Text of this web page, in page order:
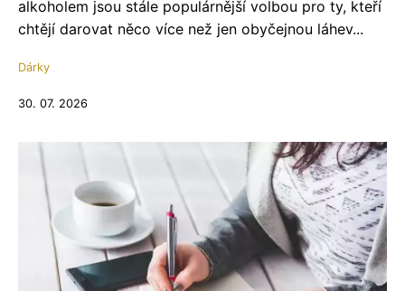
alkoholem jsou stále populárnější volbou pro ty, kteří
chtějí darovat něco více než jen obyčejnou láhev...
Dárky
30. 07. 2026